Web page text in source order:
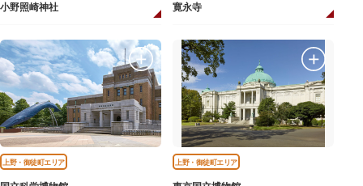
小野照崎神社 寛永寺
上野・御徒町エリア 上野・御徒町エリア